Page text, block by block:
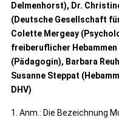
Delmenhorst), Dr.
(Deutsche Gesellschaft
Colette Mergeay
freiberuflicher
(Pädagogin), Barbara
Susanne Steppat
DHV)
1. Anm.: Die Bezeichnung